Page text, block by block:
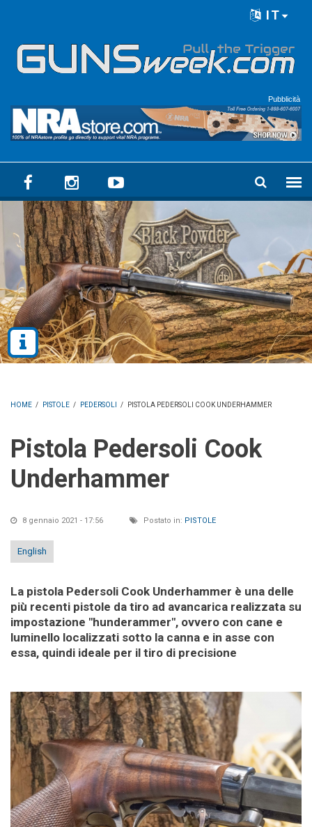
IT
Pubblicità
HOME / PISTOLE / PEDERSOLI / PISTOLA PEDERSOLI COOK UNDERHAMMER
Pistola Pedersoli Cook
Underhammer
8 gennaio 2021 - 17:56 Postato in: PISTOLE
English
La pistola Pedersoli Cook Underhammer è una delle
più recenti pistole da tiro ad avancarica realizzata su
impostazione "hunderammer", ovvero con cane e
luminello localizzati sotto la canna e in asse con
essa, quindi ideale per il tiro di precisione